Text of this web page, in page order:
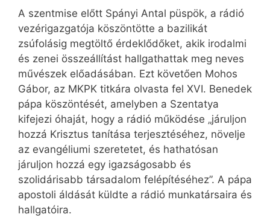
A szentmise előtt Spányi Antal püspök, a rádió
vezérigazgatója köszöntötte a bazilikát
zsúfolásig megtöltő érdeklődőket, akik irodalmi
és zenei összeállítást hallgathattak meg neves
művészek előadásában. Ezt követően Mohos
Gábor, az MKPK titkára olvasta fel XVI. Benedek
pápa köszöntését, amelyben a Szentatya
kifejezi óhaját, hogy a rádió működése „járuljon
hozzá Krisztus tanítása terjesztéséhez, növelje
az evangéliumi szeretetet, és hathatósan
járuljon hozzá egy igazságosabb és
szolidárisabb társadalom felépítéséhez”. A pápa
apostoli áldását küldte a rádió munkatársaira és
hallgatóira.